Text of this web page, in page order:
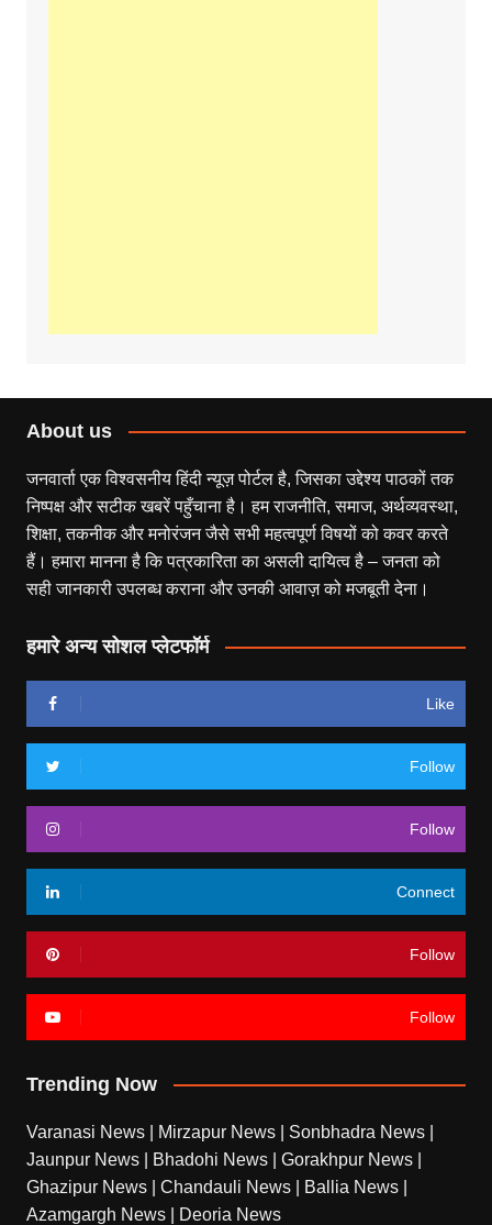
About us
जनवार्ता एक विश्वसनीय हिंदी न्यूज़ पोर्टल है, जिसका उद्देश्य पाठकों तक
निष्पक्ष और सटीक खबरें पहुँचाना है। हम राजनीति, समाज, अर्थव्यवस्था,
शिक्षा, तकनीक और मनोरंजन जैसे सभी महत्वपूर्ण विषयों को कवर करते
हैं। हमारा मानना है कि पत्रकारिता का असली दायित्व है – जनता को
सही जानकारी उपलब्ध कराना और उनकी आवाज़ को मजबूती देना।
हमारे अन्य सोशल प्लेटफॉर्म
Like
Follow
Follow
Connect
Follow
Follow
Trending Now
Varanasi News Mirzapur News Sonbhadra News
Jaunpur News
Bhadohi News Gorakhpur News
Ghazipur News
Chandauli News Ballia News
Azamgargh News
Deoria News